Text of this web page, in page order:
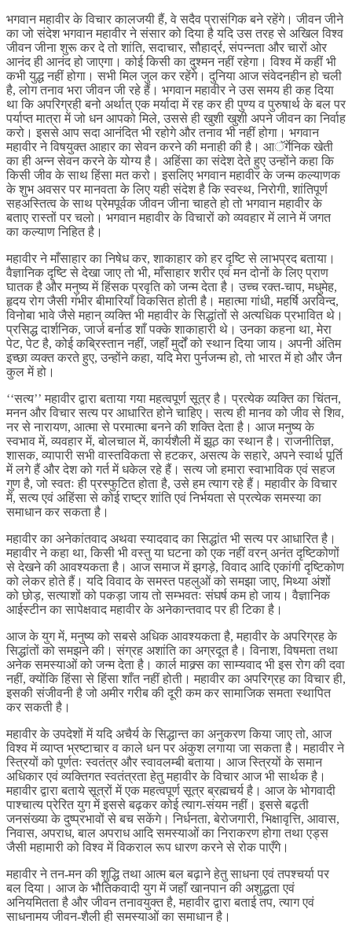
भगवान महावीर के विचार कालजयी हैं, वे सदैव प्रासंगिक बने रहेंगे। जीवन जीने
का जो संदेश भगवान महावीर ने संसार को दिया है यदि उस तरह से अखिल विश्व
जीवन जीना शुरू कर दे तो शांति, सदाचार, सौहार्द्र, संपन्नता और चारों ओर
आनंद ही आनंद हो जाएगा। कोई किसी का दुश्मन नहीं रहेगा। विश्व में कहीं भी
कभी युद्ध नहीं होगा। सभी मिल जुल कर रहेंगे। दुनिया आज संवेदनहीन हो चली
है, लोग तनाव भरा जीवन जी रहे हैं। भगवान महावीर ने उस समय ही कह दिया
था कि अपरिग्रही बनो अर्थात् एक मर्यादा में रह कर ही पुण्य व पुरुषार्थ के बल पर
पर्याप्त मात्रा में जो धन आपको मिले, उससे ही खुशी खुशी अपने जीवन का निर्वाह
करो। इससे आप सदा आनंदित भी रहोगे और तनाव भी नहीं होगा। भगवान
महावीर ने विषयुक्त आहार का सेवन करने की मनाही की है। आॅर्गेनिक खेती
का ही अन्न सेवन करने के योग्य है। अहिंसा का संदेश देते हुए उन्होंने कहा कि
किसी जीव के साथ हिंसा मत करो। इसलिए भगवान महावीर के जन्म कल्याणक
के शुभ अवसर पर मानवता के लिए यही संदेश है कि स्वस्थ, निरोगी, शांतिपूर्ण
सहअस्तित्व के साथ प्रेमपूर्वक जीवन जीना चाहते हो तो भगवान महावीर के
बताए रास्तों पर चलो। भगवान महावीर के विचारों को व्यवहार में लाने में जगत
का कल्याण निहित है।
महावीर ने माँसाहार का निषेध कर, शाकाहार को हर दृष्टि से लाभप्रद बताया।
वैज्ञानिक दृष्टि से देखा जाए तो भी, माँसाहार शरीर एवं मन दोनों के लिए प्राण
घातक है और मनुष्य में हिंसक प्रवृति को जन्म देता है। उच्च रक्त-चाप, मधुमेह,
हृदय रोग जैसी गंभीर बीमारियाँ विकसित होती है। महात्मा गांधी, महर्षि अरविन्द,
विनोबा भावे जैसे महान् व्यक्ति भी महावीर के सिद्धांतों से अत्यधिक प्रभावित थे।
प्रसिद्ध दार्शनिक, जार्ज बर्नाड शाँ पक्के शाकाहारी थे। उनका कहना था, मेरा
पेट, पेट है, कोई कब्रिस्तान नहीं, जहाँ मुर्दों को स्थान दिया जाय। अपनी अंतिम
इच्छा व्यक्त करते हुए, उन्होंने कहा, यदि मेरा पुर्नजन्म हो, तो भारत में हो और जैन
कुल में हो।
‘‘सत्य’’ महावीर द्वारा बताया गया महत्वपूर्ण सूत्र है। प्रत्येक व्यक्ति का चिंतन,
मनन और विचार सत्य पर आधारित होने चाहिए। सत्य ही मानव को जीव से शिव,
नर से नारायण, आत्मा से परमात्मा बनने की शक्ति देता है। आज मनुष्य के
स्वभाव में, व्यवहार में, बोलचाल में, कार्यशैली में झूठ का स्थान है। राजनीतिज्ञ,
शासक, व्यापारी सभी वास्तविकता से हटकर, असत्य के सहारे, अपने स्वार्थ पूर्ति
में लगे हैं और देश को गर्त में धकेल रहे हैं। सत्य जो हमारा स्वाभाविक एवं सहज
गुण है, जो स्वतः ही प्रस्फुटित होता है, उसे हम त्याग रहे हैं। महावीर के विचार
में, सत्य एवं अहिंसा से कोई राष्ट्र शांति एवं निर्भयता से प्रत्येक समस्या का
समाधान कर सकता है।
महावीर का अनेकांतवाद अथवा स्यादवाद का सिद्धांत भी सत्य पर आधारित है।
महावीर ने कहा था, किसी भी वस्तु या घटना को एक नहीं वरन् अनंत दृष्टिकोणों
से देखने की आवश्यकता है। आज समाज में झगड़े, विवाद आदि एकांगी दृष्टिकोण
को लेकर होते हैं। यदि विवाद के समस्त पहलुओं को समझा जाए, मिथ्या अंशों
को छोड़, सत्याशों को पकड़ा जाय तो सम्भवतः संघर्ष कम हो जाय। वैज्ञानिक
आईस्टीन का सापेक्षवाद महावीर के अनेकान्तवाद पर ही टिका है।
आज के युग में, मनुष्य को सबसे अधिक आवश्यकता है, महावीर के अपरिग्रह के
सिद्धांतों को समझने की। संग्रह अशांति का अग्रदूत है। विनाश, विषमता तथा
अनेक समस्याओं को जन्म देता है। कार्ल माक्र्स का साम्यवाद भी इस रोग की दवा
नहीं, क्योंकि हिंसा से हिंसा शाँत नहीं होती। महावीर का अपरिग्रह का विचार ही,
इसकी संजीवनी है जो अमीर गरीब की दूरी कम कर सामाजिक समता स्थापित
कर सकती है।
महावीर के उपदेशों में यदि अचैर्य के सिद्धान्त का अनुकरण किया जाए तो, आज
विश्व में व्याप्त भ्रष्टाचार व काले धन पर अंकुश लगाया जा सकता है। महावीर ने
स्त्रियों को पूर्णतः स्वतंत्र और स्वावलम्बी बताया। आज स्त्रियों के समान
अधिकार एवं व्यक्तिगत स्वतंत्रता हेतु महावीर के विचार आज भी सार्थक है।
महावीर द्वारा बताये सूत्रों में एक महत्वपूर्ण सूत्र ब्रह्मचर्य है। आज के भोगवादी
पाश्चात्य प्रेरित युग में इससे बढ़कर कोई त्याग-संयम नहीं। इससे बढ़ती
जनसंख्या के दुष्प्रभावों से बच सकेंगे। निर्धनता, बेरोजगारी, भिक्षावृत्ति, आवास,
निवास, अपराध, बाल अपराध आदि समस्याओं का निराकरण होगा तथा एड्स
जैसी महामारी को विश्व में विकराल रूप धारण करने से रोक पाएँगे।
महावीर ने तन-मन की शुद्धि तथा आत्म बल बढ़ाने हेतु साधना एवं तपश्चर्या पर
बल दिया। आज के भौतिकवादी युग में जहाँ खानपान की अशुद्धता एवं
अनियमितता है और जीवन तनावयुक्त है, महावीर द्वारा बताई तप, त्याग एवं
साधनामय जीवन-शैली ही समस्याओं का समाधान है।